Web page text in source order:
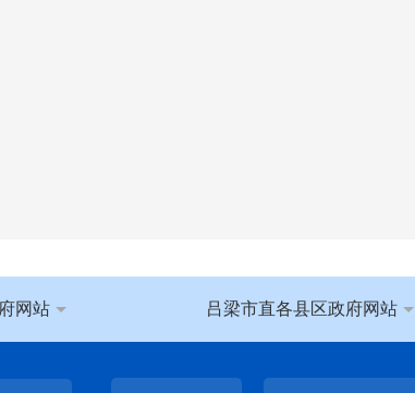
网站 吕梁市直各县区政府网站